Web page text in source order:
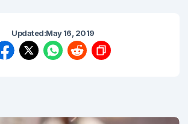
Updated:May 16, 2019